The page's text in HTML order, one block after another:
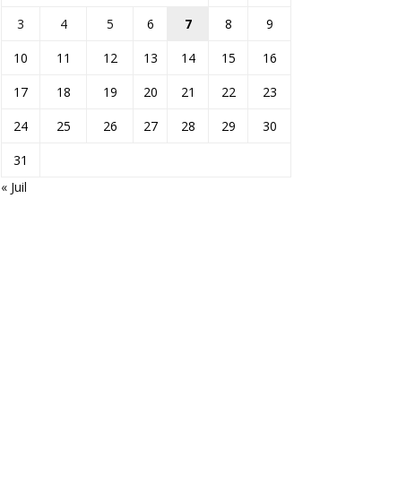
3
4 5 6 7 8
9
10
11 12 13 14 15
16
17
18 19 20 21 22
23
24
25 26 27 28 29
30
31
« Juil